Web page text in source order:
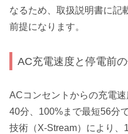
なるため、取扱説明書に記
前提になります。
AC充電速度と停電前
ACコンセントからの充電
40分、100%まで最短56分
技術（X-Stream）により、